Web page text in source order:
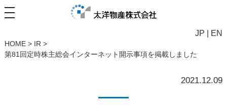
JP EN
HOME> IR >
第81回定時株主総会インターネット開示事項を掲載しました
2021.12.09